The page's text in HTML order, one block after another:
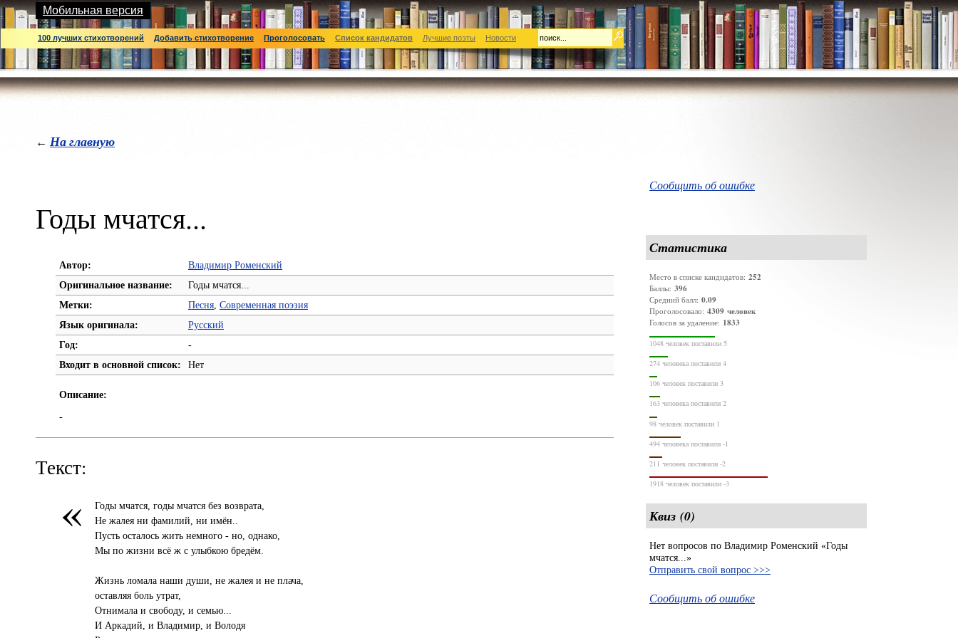
Мобильная версия
100 лучших стихотворений Добавить стихотворение Проголосовать Список кандидатов Лучшие поэты Новости
← На главную
Годы мчатся...
Автор:
Владимир Роменский
Оригинальное название:
Годы мчатся...
Метки:
Песня Современная поэзия
Язык оригинала:
Русский
Год:
-
Входит в основной список:
Нет
Описание:
-
Текст:
«
Годы мчатся, годы мчатся без возврата,
Не жалея ни фамилий, ни имён..
Пусть осталось жить немного - но, однако,
Мы по жизни всё ж с улыбкою бредём.
Жизнь ломала наши души, не жалея и не плача,
оставляя боль утрат,
Отнимала и свободу, и семью...
И Аркадий, и Владимир, и Володя
Сообщить об ошибке
Статистика
Место в списке кандидатов: 252
Баллы: 396
Средний балл: 0.09
Проголосовало: 4309 человек
Голосов за удаление: 1833
1048 человек поставили 5
274 человека поставили 4
106 человек поставили 3
163 человека поставили 2
98 человек поставили 1
494 человека поставили -1
211 человек поставили -2
1918 человек поставили -3
Квиз (0)
Нет вопросов по Владимир Роменский «Годы
мчатся...»
Отправить свой вопрос >>>
Сообщить об ошибке